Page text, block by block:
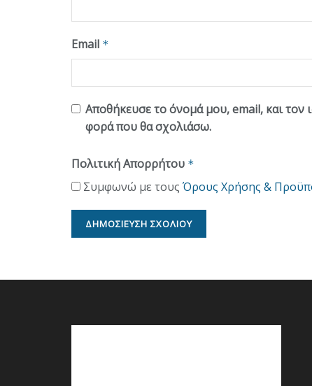
Email *
Αποθήκευσε το όνομά μου, email, και τον
φορά που θα σχολιάσω.
Πολιτική Απορρήτου *
Συμφωνώ με τους Όρους Χρήσης &